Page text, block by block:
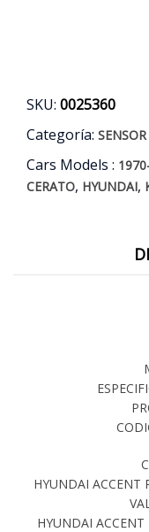
SKU: 0025360
Categoría:
Cars Models :
CERATO, HYUNDAI,
HYUNDAI ACCENT
HYUNDAI